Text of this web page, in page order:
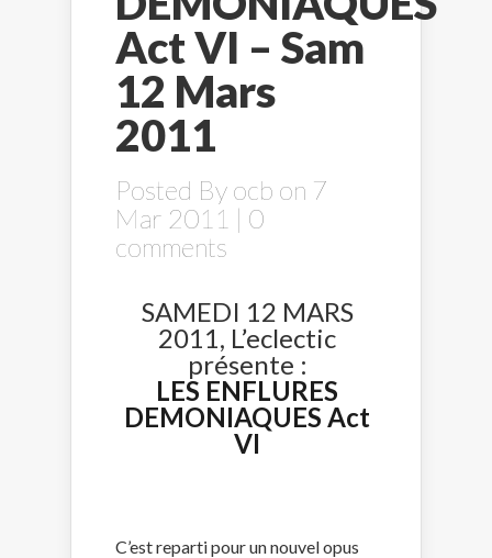
Act VI – Sam
12 Mars
2011
Posted By ocb on 7
Mar 2011 | 0
comments
SAMEDI 12 MARS
2011, L’eclectic
présente :
LES ENFLURES
DEMONIAQUES Act
VI
C’est reparti pour un nouvel opus